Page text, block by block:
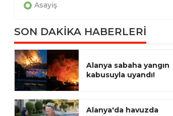
Asayiş
SON DAKİKA HABERLERİ
Alanya sabaha yangın
kabusuyla uyandı!
Alanya'da havuzda